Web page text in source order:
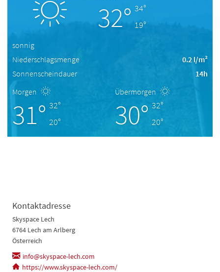
32° 34°
19°
sonnig
Niederschlagsmenge
0.2 l/m²
Sonnenscheindauer
14h
Morgen
31° 32°
20°
Übermorgen
30° 32°
20°
Kontaktadresse
Skyspace Lech
6764 Lech am Arlberg
Österreich
info@skyspace-lech.com
https://www.skyspace-lech.com/